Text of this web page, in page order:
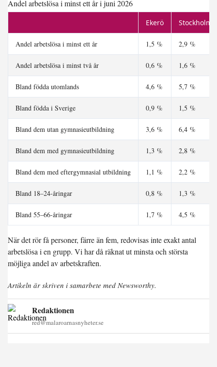
Andel arbetslösa i minst ett år i juni 2026
Ekerö
Andel arbetslösa i minst ett år 1,5 % 2,9 %
Andel arbetslösa i minst två år 0,6 % 1,6 %
Bland födda utomlands 4,6 % 5,7 %
Bland födda i Sverige 0,9 % 1,5 %
Bland dem utan gymnasieutbildning 3,6 % 6,4 %
Bland dem med gymnasieutbildning 1,3 % 2,8 %
Bland dem med eftergymnasial utbildning 1,1 % 2,2 %
Bland 18–24-åringar 0,8 % 1,3 %
Bland 55–66-åringar 1,7 % 4,5 %
När det rör få personer, färre än fem, redovisas inte exakt antal
arbetslösa i en grupp. Vi har då räknat ut minsta och största
möjliga andel av arbetskraften.
Artikeln är skriven i samarbete med Newsworthy.
Redaktionen
red@malaroarnasnyheter.se